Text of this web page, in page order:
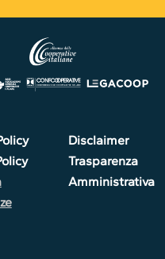
Disclaimer
Trasparenza
Amministrativa